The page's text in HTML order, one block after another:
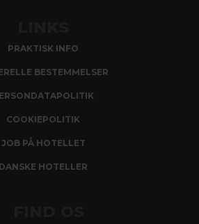
PRAKTISK INFO
BESTEMMELSER
COOKIEPOLITIK
JOB PÅ HOTELLET
DANSKE HOTELLER